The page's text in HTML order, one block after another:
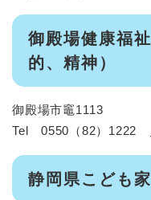
御殿場健康福
的、精神）
御殿場市竈1113
Tel 0550（82）1222
静岡県こども